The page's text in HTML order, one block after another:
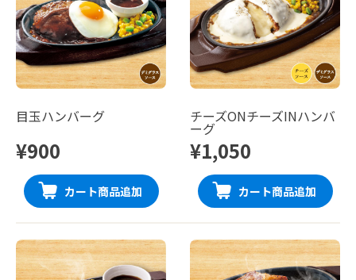
目玉ハンバーグ
¥900
カート商品追加
チーズONチーズINハンバ
ーグ
¥1,050
カート商品追加